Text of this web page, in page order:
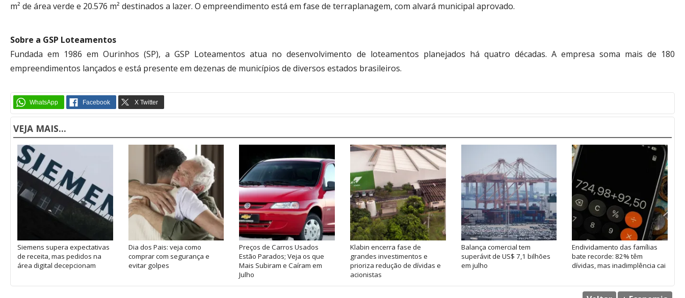
m² de área verde e 20.576 m² destinados a lazer. O empreendimento está em fase de terraplanagem, com alvará municipal aprovado.
Sobre a GSP Loteamentos
Fundada em 1986 em Ourinhos (SP), a GSP Loteamentos atua no desenvolvimento de loteamentos planejados há quatro décadas. A empresa soma mais de 180
empreendimentos lançados e está presente em dezenas de municípios de diversos estados brasileiros.
VEJA MAIS...
Siemens supera expectativas
de receita, mas pedidos na
área digital decepcionam
Dia dos Pais: veja como
comprar com segurança e
evitar golpes
Preços de Carros Usados
Estão Parados; Veja os que
Mais Subiram e Caíram em
Julho
Klabin encerra fase de
grandes investimentos e
prioriza redução de dívidas e
acionistas
Balança comercial tem
superávit de US$ 7,1 bilhões
em julho
Endividamento das famílias
bate recorde: 82% têm
dívidas, mas inadimplência cai